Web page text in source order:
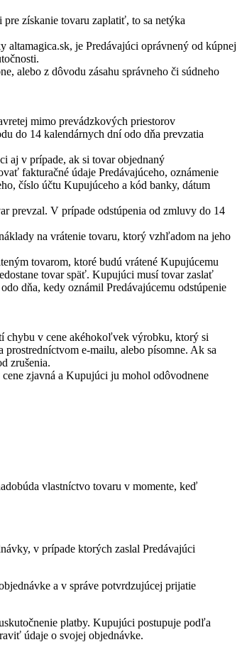
získanie tovaru zaplatiť, to sa netýka
je Predávajúci oprávnený od kúpnej
alebo z dôvodu zásahu správneho či súdneho
mimo prevádzkových priestorov
do 14 kalendárnych dní odo dňa prevzatia
aj v prípade, ak si tovar objednaný
fakturačné údaje Predávajúceho, oznámenie
číslo účtu Kupujúceho a kód banky, dátum
prevzal. V prípade odstúpenia od zmluvy do 14
na vrátenie tovaru, ktorý vzhľadom na jeho
tovarom, ktoré budú vrátené Kupujúcemu
tovar späť. Kupujúci musí tovar zaslať
dňa, kedy oznámil Predávajúcemu odstúpenie
chybu v cene akéhokoľvek výrobku, ktorý si
e-mailu, alebo písomne. Ak sa
zrušenia.
zjavná a Kupujúci ju mohol odôvodnene
vlastníctvo tovaru v momente, keď
v prípade ktorých zaslal Predávajúci
a v správe potvrdzujúcej prijatie
platby. Kupujúci postupuje podľa
údaje o svojej objednávke.